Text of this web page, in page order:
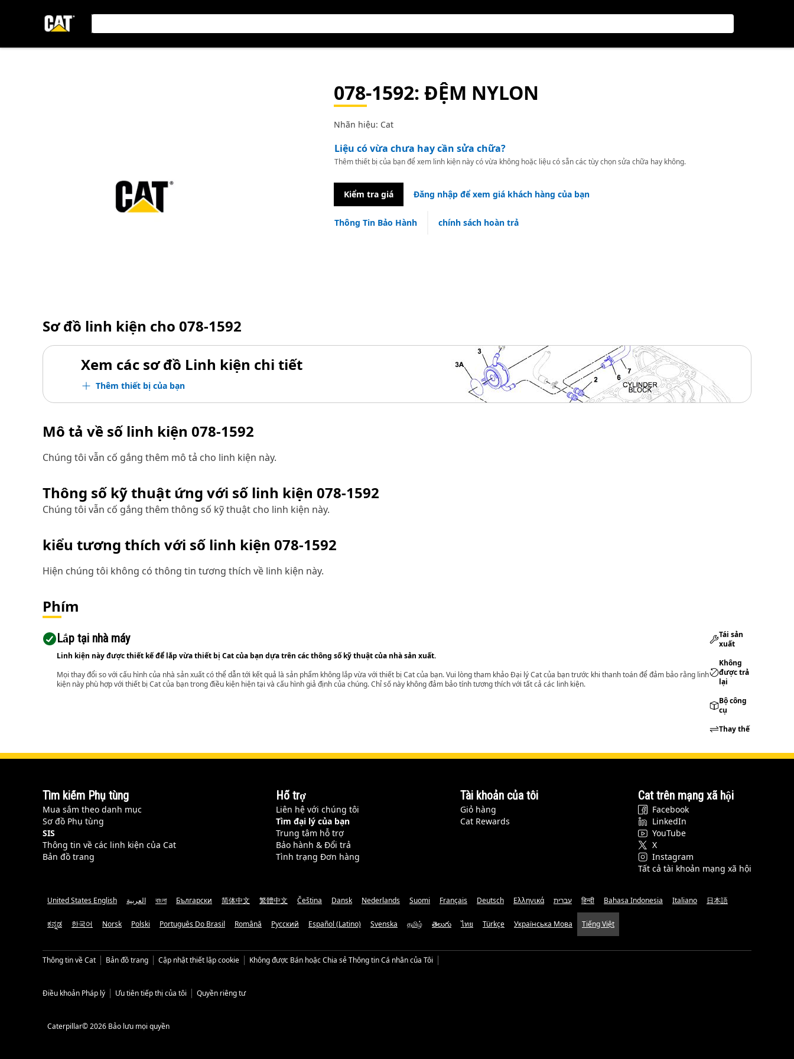
078-1592: ĐỆM NYLON
Nhãn hiệu: Cat
Liệu có vừa chưa hay cần sửa chữa?
Thêm thiết bị của bạn để xem linh kiện này có vừa không hoặc liệu có sẵn các tùy chọn sửa chữa hay không.
Kiểm tra giá Đăng nhập để xem giá khách hàng của bạn
Thông Tin Bảo Hành chính sách hoàn trả
Sơ đồ linh kiện cho 078-1592
Xem các sơ đồ Linh kiện chi tiết
Thêm thiết bị của bạn
Mô tả về số linh kiện 078-1592
Chúng tôi vẫn cố gắng thêm mô tả cho linh kiện này.
Thông số kỹ thuật ứng với số linh kiện 078-1592
Chúng tôi vẫn cố gắng thêm thông số kỹ thuật cho linh kiện này.
kiểu tương thích với số linh kiện 078-1592
Hiện chúng tôi không có thông tin tương thích về linh kiện này.
Phím
Lắp tại nhà máy
Linh kiện này được thiết kế để lắp vừa thiết bị Cat của bạn dựa trên các thông số kỹ thuật của nhà sản xuất.
Mọi thay đổi so với cấu hình của nhà sản xuất có thể dẫn tới kết quả là sản phẩm không lắp vừa với thiết bị Cat của bạn. Vui lòng tham khảo Đại lý Cat của bạn trước khi thanh toán để đảm bảo rằng linh
kiện này phù hợp với thiết bị Cat của bạn trong điều kiện hiện tại và cấu hình giả định của chúng. Chỉ số này không đảm bảo tính tương thích với tất cả các linh kiện.
Tái sản
xuất
Không
được trả
lại
Bộ công
cụ
Thay thế
Tìm kiếm Phụ tùng
Mua sắm theo danh mục
Sơ đồ Phụ tùng
SIS
Thông tin về các linh kiện của Cat
Bản đồ trang
Hỗ trợ
Liên hệ với chúng tôi
Tìm đại lý của bạn
Trung tâm hỗ trợ
Bảo hành & Đổi trả
Tình trạng Đơn hàng
Tài khoản của tôi
Giỏ hàng
Cat Rewards
Cat trên mạng xã hội
Facebook
LinkedIn
YouTube
X
Instagram
Tất cả tài khoản mạng xã hội
United States English العربية বাংলা Български 简体中文 繁體中文 Čeština Dansk Nederlands Suomi Français Deutsch Ελληνικά עברית हिन्दी Bahasa Indonesia Italiano 日本語
ಕನ್ನಡ 한국어 Norsk Polski Português Do Brasil Română Русский Español (Latino) Svenska தமிழ் తెలుగు ไทย Türkçe Українська Мова Tiếng Việt
Thông tin về Cat Bản đồ trang Cập nhật thiết lập cookie Không được Bán hoặc Chia sẻ Thông tin Cá nhân của Tôi
Điều khoản Pháp lý Ưu tiên tiếp thị của tôi Quyền riêng tư
Caterpillar© 2026 Bảo lưu mọi quyền